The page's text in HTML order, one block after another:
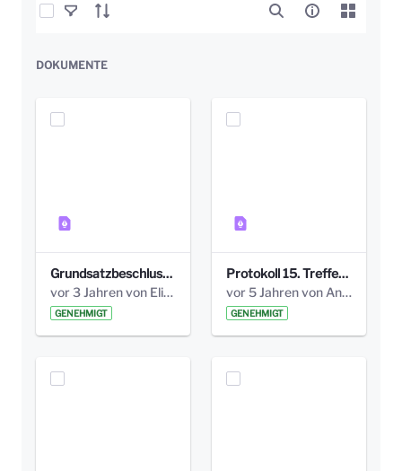
Elemente auswählen
DOKUMENTE
Grundsatzbeschluss Bismarckplatz_440_2021.pdf
vor 3 Jahren von Elisa Söll
GENEHMIGT
Protokoll 15. Treffen 20161006 AG Bismarckplatz.pdf
vor 5 Jahren von Anni Schlumberger
GENEHMIGT